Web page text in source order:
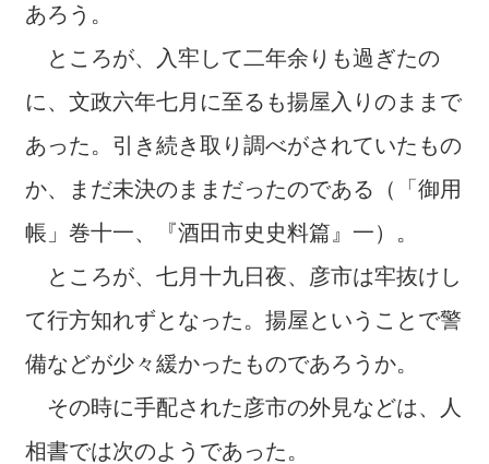
あろう。
ところが、入牢して二年余りも過ぎたの
に、文政六年七月に至るも揚屋入りのままで
あった。引き続き取り調べがされていたもの
か、まだ未決のままだったのである（「御用
帳」巻十一、『酒田市史史料篇』一）。
ところが、七月十九日夜、彦市は牢抜けし
て行方知れずとなった。揚屋ということで警
備などが少々緩かったものであろうか。
その時に手配された彦市の外見などは、人
相書では次のようであった。